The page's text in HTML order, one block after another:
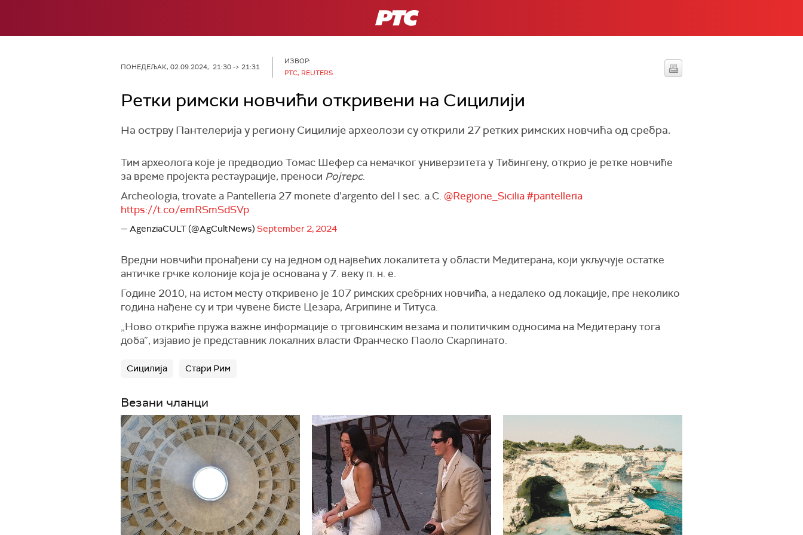
РТС
ПОНЕДЕЉАК, 02.09.2024, 21:30 -> 21:31
ИЗВОР:
РТС, REUTERS
Ретки римски новчићи откривени на Сицилији
На острву Пантелерија у региону Сицилије археолози су открили 27 ретких римских новчића од сребра.
Тим археолога које је предводио Томас Шефер са немачког универзитета у Тибингену, открио је ретке новчиће
за време пројекта рестаурације, преноси Ројтерс.
Archeologia, trovate a Pantelleria 27 monete d’argento del I sec. a.C. @Regione_Sicilia#pantelleria
https://t.co/emRSmSdSVp
— AgenziaCULT (@AgCultNews) September 2, 2024
Вредни новчићи пронађени су на једном од највећих локалитета у области Медитерана, који укључује остатке
античке грчке колоније која је основана у 7. веку п. н. е.
Године 2010, на истом месту откривено је 107 римских сребрних новчића, а недалеко од локације, пре неколико
година нађене су и три чувене бисте Цезара, Агрипине и Титуса.
„Ново откриће пружа важне информације о трговинским везама и политичким односима на Медитерану тога
доба”, изјавио је представник локалних власти Франческо Паоло Скарпинато.
Сицилија Стари Рим
Везани чланци